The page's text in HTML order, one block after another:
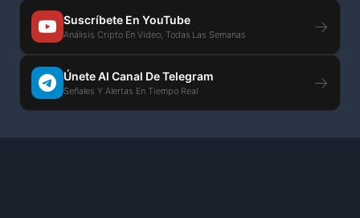
Suscríbete En YouTube
Análisis Cripto En Video, Todas Las Semanas →
Únete Al Canal De Telegram
Señales Y Alertas En Tiempo Real →